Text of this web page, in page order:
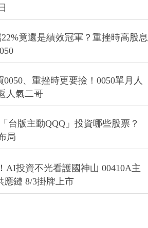
竟還是績效冠軍？重挫時高股息
、重挫時更要撿！0050單月人
人氣二哥
台版主動QQQ」投資哪些股票？
局
AI投資不光看護國神山 00410A主
應鏈 8/3掛牌上市